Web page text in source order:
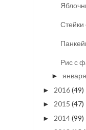
Рис с
► января
► 2016(49)
► 2015 (47)
► 2014(99)